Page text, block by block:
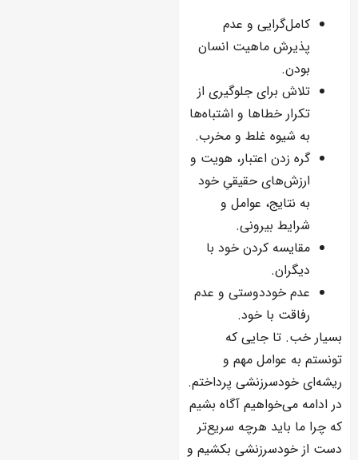
کامل‌گرایی و عدم
پذیرش ماهیت انسان
بودن.
تلاش برای جلوگیری از
تکرار خطاها و اشتباه‌ها
به شیوه غلط و مخرب.
گره زدن اعتبار، هویت و
ارزش‌های حقیقیِ خود
به نتایج، عوامل و
شرایط بیرونی.
مقایسه کردن خود با
دیگران.
عدم خوددوستی و عدم
رفاقت با خود.
بسیار خب. تا جایی که
تونستم به عوامل مهم و
ریشه‌ای خودسرزنشی پرداختم.
در ادامه می‌خواهیم آگاه بشیم
که چرا ما باید هرچه سریع‌تر
دست از خودسرزنشی بکشیم و